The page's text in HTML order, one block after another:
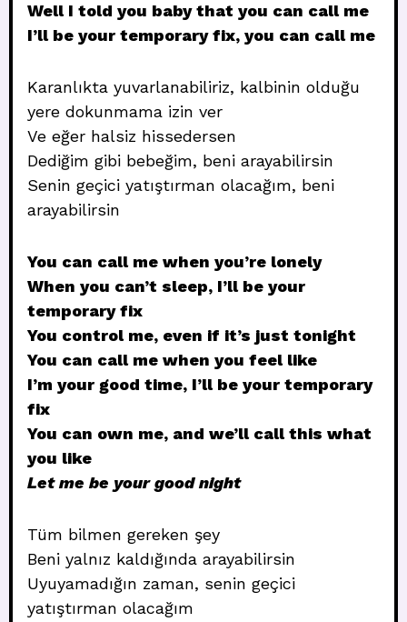
Well I told you baby that you can call me
I’ll be your temporary fix, you can call me
Karanlıkta yuvarlanabiliriz, kalbinin olduğu
yere dokunmama izin ver
Ve eğer halsiz hissedersen
Dediğim gibi bebeğim, beni arayabilirsin
Senin geçici yatıştırman olacağım, beni
arayabilirsin
You can call me when you’re lonely
When you can’t sleep, I’ll be your
temporary fix
You control me, even if it’s just tonight
You can call me when you feel like
I’m your good time, I’ll be your temporary
fix
You can own me, and we’ll call this what
you like
Let me be your good night
Tüm bilmen gereken şey
Beni yalnız kaldığında arayabilirsin
Uyuyamadığın zaman, senin geçici
yatıştırman olacağım